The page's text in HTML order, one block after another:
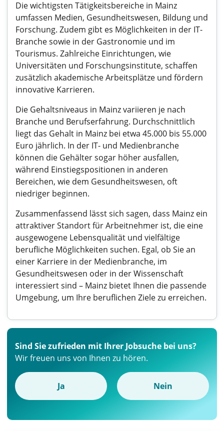
Die wichtigsten Tätigkeitsbereiche in Mainz
umfassen Medien, Gesundheitswesen, Bildung und
Forschung. Zudem gibt es Möglichkeiten in der IT-
Branche sowie in der Gastronomie und im
Tourismus. Zahlreiche Einrichtungen, wie
Universitäten und Forschungsinstitute, schaffen
zusätzlich akademische Arbeitsplätze und fördern
innovative Karrieren.
Die Gehaltsniveaus in Mainz variieren je nach
Branche und Berufserfahrung. Durchschnittlich
liegt das Gehalt in Mainz bei etwa 45.000 bis 55.000
Euro jährlich. In der IT- und Medienbranche
können die Gehälter sogar höher ausfallen,
während Einstiegspositionen in anderen
Bereichen, wie dem Gesundheitswesen, oft
niedriger beginnen.
Zusammenfassend lässt sich sagen, dass Mainz ein
attraktiver Standort für Arbeitnehmer ist, die eine
ausgewogene Lebensqualität und vielfältige
berufliche Möglichkeiten suchen. Egal, ob Sie an
einer Karriere in der Medienbranche, im
Gesundheitswesen oder in der Wissenschaft
interessiert sind – Mainz bietet Ihnen die passende
Umgebung, um Ihre beruflichen Ziele zu erreichen.
Sind Sie zufrieden mit Ihrer Jobsuche bei uns?
Wir freuen uns von Ihnen zu hören.
Ja Nein